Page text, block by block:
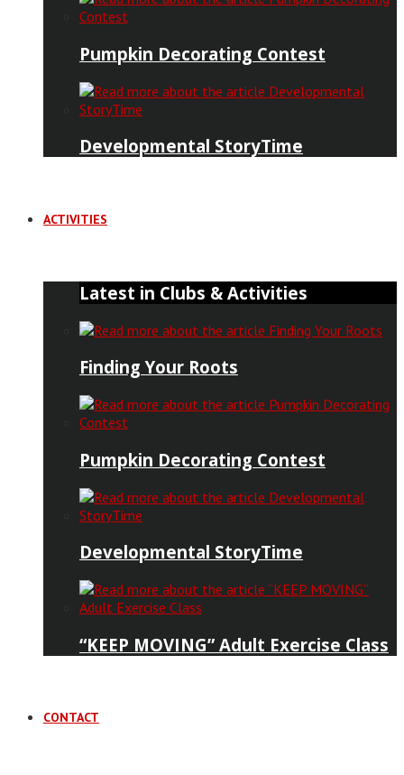
Pumpkin Decorating Contest
Developmental StoryTime
ACTIVITIES
Latest in Clubs & Activities
Finding Your Roots
Pumpkin Decorating Contest
Developmental StoryTime
“KEEP MOVING” Adult Exercise Class
CONTACT